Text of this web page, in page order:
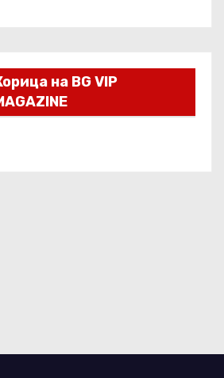
на BG VIP